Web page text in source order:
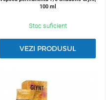
100 ml
Stoc suficient
VEZI PRODUSUL